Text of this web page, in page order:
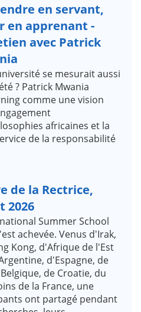
en servant,
en apprenant -
avec Patrick
se mesurait aussi
? Patrick Mwania
comme une vision
africaines et la
de la responsabilité
de la Rectrice,
2026
Summer School
achevée. Venus d'Irak,
Kong, d'Afrique de l'Est
d'Espagne, de
de Croatie, du
de la France, une
ont partagé pendant